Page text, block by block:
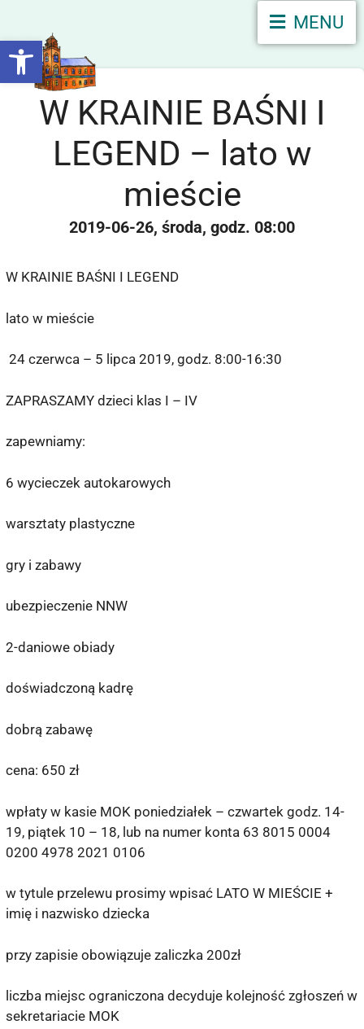
Otwórz pasek narzędzi
MENU
W KRAINIE BAŚNI I
LEGEND – lato w
mieście
2019-06-26 środa 08:00
W KRAINIE BAŚNI I LEGEND
lato w mieście
24 czerwca – 5 lipca 2019, godz. 8:00-16:30
ZAPRASZAMY dzieci klas I – IV
zapewniamy:
6 wycieczek autokarowych
warsztaty plastyczne
gry i zabawy
ubezpieczenie NNW
2-daniowe obiady
doświadczoną kadrę
dobrą zabawę
cena: 650 zł
wpłaty w kasie MOK poniedziałek – czwartek godz. 14-
19, piątek 10 – 18, lub na numer konta 63 8015 0004
0200 4978 2021 0106
w tytule przelewu prosimy wpisać LATO W MIEŚCIE +
imię i nazwisko dziecka
przy zapisie obowiązuje zaliczka 200zł
liczba miejsc ograniczona decyduje kolejność zgłoszeń w
sekretariacie MOK